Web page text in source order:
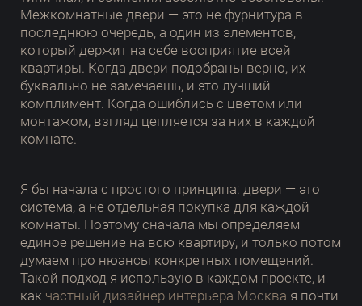
Межкомнатные двери — это не фурнитура в
последнюю очередь, а один из элементов,
который держит на себе восприятие всей
квартиры. Когда двери подобраны верно, их
буквально не замечаешь, и это лучший
комплимент. Когда ошиблись с цветом или
монтажом, взгляд цепляется за них в каждой
комнате.
Я бы начала с простого принципа: двери — это
система, а не отдельная покупка для каждой
комнаты. Поэтому сначала мы определяем
единое решение на всю квартиру, и только потом
думаем про нюансы конкретных помещений.
Такой подход я использую в каждом проекте, и
как частный дизайнер интерьера Москва я почти